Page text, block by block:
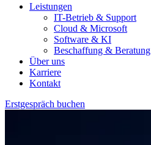
Leistungen
IT-Betrieb & Support
Cloud & Microsoft
Software & KI
Beschaffung & Beratung
Über uns
Karriere
Kontakt
Erstgespräch buchen